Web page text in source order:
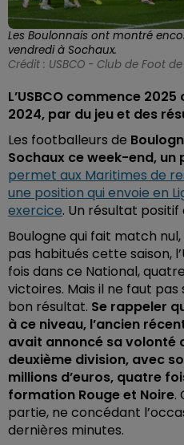
Les Boulonnais ont montré
vendredi à Sochaux.
Crédit : USBCO - Club de Foot
L’USBCO commence
2024, par du jeu et des
Les footballeurs de
Sochaux ce week-end, un
permet aux Maritimes de
une position qui envoie en
exercice. Un résultat positif
Boulogne qui fait match
pas habitués cette saison,
fois dans ce National,
victoires. Mais il ne faut pas
bon résultat. Se rappeler
à ce niveau, l’ancien
avait annoncé sa volonté
deuxième division, avec
millions d’euros, quatre
formation Rouge et Noire.
partie, ne concédant
dernières minutes.